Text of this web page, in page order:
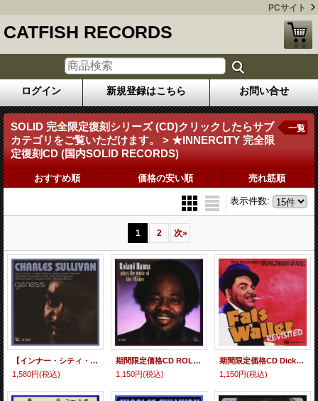
PCサイト
CATFISH RECORDS
ログイン 新規登録はこちら お問い合せ
SOLID 完全限定復刻シリーズ (CD)クリックしたらサブ
カテゴリをご覧いただけます。 > ★INNERCITY 完全限
定復刻CD (国内SOLID RECORDS)
一覧
おすすめ順 価格の安い順 売れ筋順
表示件数:
1 2 次»
【インナー・シティ・レコード JAZZY GROOVE CLASSICS第四期！】 CD CHARLES SULLIVAN チャールズ・サリヴァン / GENESIS ジェネシス
1,580円(税込)
期間限定価格CD ROLAND HANNA ローランド・ハナ / プレイズ・アレック・ワイルダー・プロデュースド・バイ・ヘレン・メリル『SOLID JAZZ GIANTS』-PREMIUM SALE-期間限定盤
1,150円(税込)
期間限定価格CD Dick Wellstood 、 Jane Harvey feat.ZOOT SIMS ディック・ウェルストッド・ウィズ・ジェーン・ハーヴェイ・フィーチャリング・ズート・シムズ / ファッツ・ウォーラー・リヴィジテッド『SOLID JAZZ GIANTS』-PREMIUM SALE-期間限定盤
1,150円(税込)